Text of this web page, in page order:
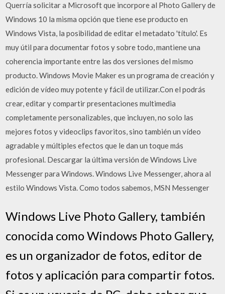
Querría solicitar a Microsoft que incorpore al Photo Gallery de
Windows 10 la misma opción que tiene ese producto en
Windows Vista, la posibilidad de editar el metadato 'título'. Es
muy útil para documentar fotos y sobre todo, mantiene una
coherencia importante entre las dos versiones del mismo
producto. Windows Movie Maker es un programa de creación y
edición de vídeo muy potente y fácil de utilizar.Con el podrás
crear, editar y compartir presentaciones multimedia
completamente personalizables, que incluyen, no solo las
mejores fotos y videoclips favoritos, sino también un vídeo
agradable y múltiples efectos que le dan un toque más
profesional. Descargar la última versión de Windows Live
Messenger para Windows. Windows Live Messenger, ahora al
estilo Windows Vista. Como todos sabemos, MSN Messenger
Windows Live Photo Gallery, también
conocida como Windows Photo Gallery,
es un organizador de fotos, editor de
fotos y aplicación para compartir fotos.